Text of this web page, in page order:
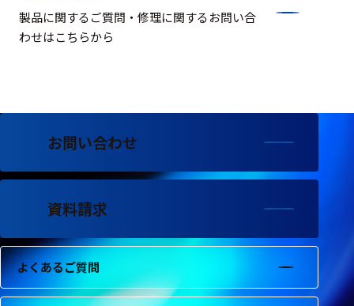
製品に関するご質問・修理に関するお問い合
わせはこちらから
お問い合わせ
資料請求
よくあるご質問